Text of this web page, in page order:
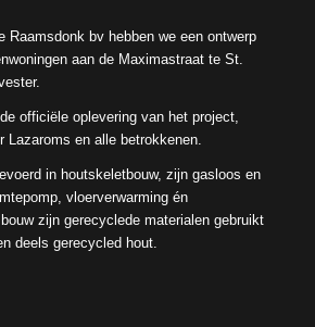
Raamsdonk bv hebben we een ontwerp
aan de Maximastraat te St.
officiële oplevering van het project,
Lazaroms en alle betrokkenen.
in houtskeletbouw, zijn gasloos en
vloerverwarming én
zijn gerecyclede materialen gebruikt
deels gerecycled hout.